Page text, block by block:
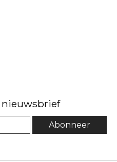
nieuwsbrief
Abonneer